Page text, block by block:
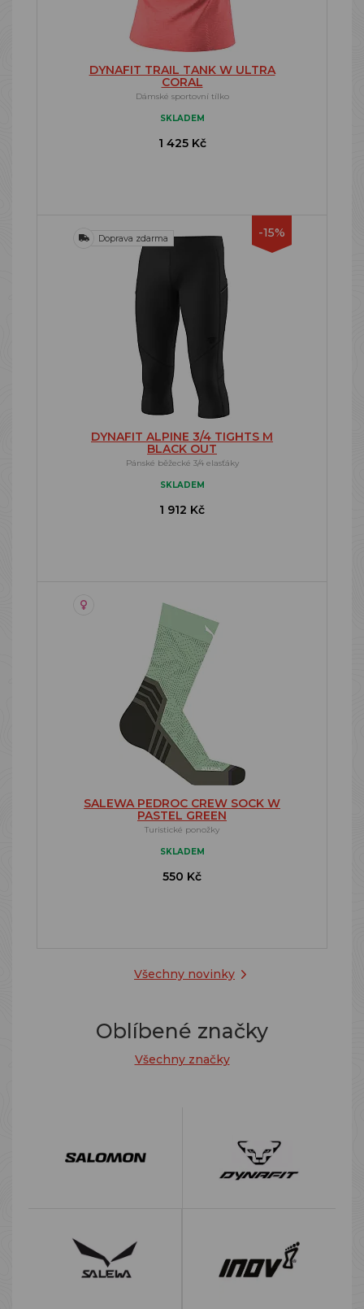
Všechny novinky
DYNAFIT TRAIL TANK W ULTRA
CORAL
Dámské sportovní tílko
SKLADEM
1 425 Kč
-15%
Doprava zdarma
DYNAFIT ALPINE 3/4 TIGHTS M
BLACK OUT
Pánské běžecké 3/4 elasťáky
SKLADEM
1 912 Kč
SALEWA PEDROC CREW SOCK W
PASTEL GREEN
Turistické ponožky
SKLADEM
550 Kč
Oblíbené značky
Všechny značky